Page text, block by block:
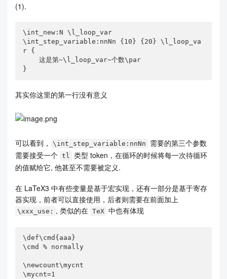
(1).
\int_new:N \l_loop_var
\int_step_variable:nnNn {10} {20} \l_loop_va
r {
    这是第~\l_loop_var~个数\par
}
其实你这里的第一行没有意义
可以看到， \int_step_variable:nnNn
需要的第三个参数
需要接受一个 tl
类型 token，在循环的时候将每一次待循环
的值赋给它, 他甚至不需要被定义.
在 LaTeX3 中有些变量是基于宏实现，还有一部分是基于寄存
器实现，前者可以直接使用，后者则需要在前面加上
\xxx_use: , 类似的在 TeX 中也有体现
\def\cmd{aaa}
\cmd % normally
\newcount\mycnt
\mycnt=1